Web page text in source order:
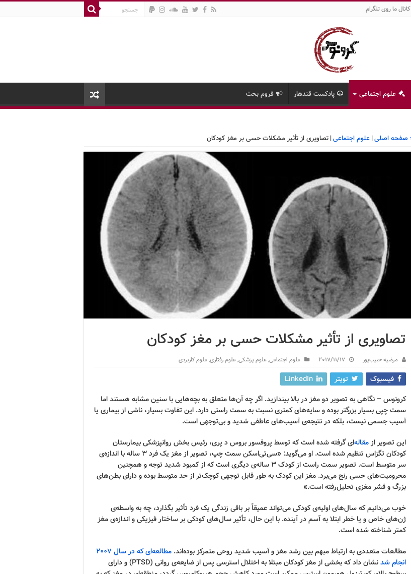
کانال ما روی تلگرام
علوم اجتماعی پادکست قندهار فروم بحث
صفحه اصلی| علوم اجتماعی| تصاویری از تأثیر مشکلات حسی بر مغز کودکان
تصاویری از تأثیر مشکلات حسی بر مغز کودکان
مرضیه حبیب‌پور 2017/11/17 علوم اجتماعی,علوم پزشکی,علوم رفتاری,علوم کاربردی
فیسبوک تویتر
LinkedIn
کرونوس – نگاهی به تصویر دو مغز در بالا بیندازید. اگر چه آن‌ها متعلق به بچه‌هایی با سنین مشابه هستند اما
سمت چپی بسیار بزرگتر بوده و سایه‌های کمتری نسبت به سمت راستی دارد. این تفاوت بسیار، ناشی از بیماری یا
آسیب جسمی نیست، بلکه در نتیجه‌ی آسیب‌های عاطفی شدید و بی‌توجهی است.
این تصویر ازمقاله‌ای گرفته شده است که توسط پروفسور بروس د پری، رئیس بخش روانپزشکی بیمارستان
کودکان تگزاس تنظیم شده است. او می‌گوید: «سی‌تی‌اسکن سمت چپ، تصویر از مغز یک فرد 3 ساله با ​اندازه‌ی
سر متوسط است. تصویر سمت راست از کودک 3 ساله‌ی دیگری است که از کمبود شدید توجه و همچنین
محرومیت‌های حسی رنج می‌برد. مغز این کودک به طور قابل توجهی کوچک‌تر از حد متوسط ​​بوده و دارای بطن‌های
بزرگ و قشر مغزی تحلیل‌رفته است.»
خوب می‌دانیم که سال‌های اولیه‌ی کودکی می‌تواند عمیقاً بر باقی زندگی یک فرد تأثیر بگذارد، چه به واسطه‌ی
ژن‌های خاص و یا خطر ابتلا به آسم در آینده. با این حال، تأثیر سال‌های کودکی بر ساختار فیزیکی و اندازه‌ی مغز
کمتر شناخته شده است.
مطالعات متعددی به ارتباط مبهم بین رشد مغز و آسیب شدید روحی متمرکز بوده‌اند.
مطالعه‌ای که در سال 2007
انجام شد
نشان داد که بخشی از مغز کودکان مبتلا به اختلال استرسی پس از ضایعه‌ی روانی (PTSD) و دارای